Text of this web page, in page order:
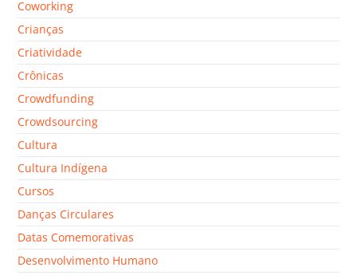
Coworking
Crianças
Criatividade
Crônicas
Crowdfunding
Crowdsourcing
Cultura
Cultura Indígena
Cursos
Danças Circulares
Datas Comemorativas
Desenvolvimento Humano